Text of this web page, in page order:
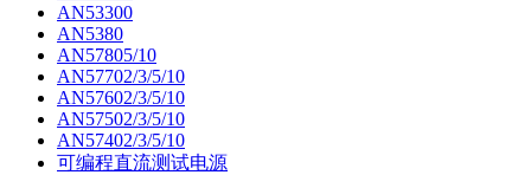
AN53300
AN5380
AN57805/10
AN57702/3/5/10
AN57602/3/5/10
AN57502/3/5/10
AN57402/3/5/10
可编程直流测试电源